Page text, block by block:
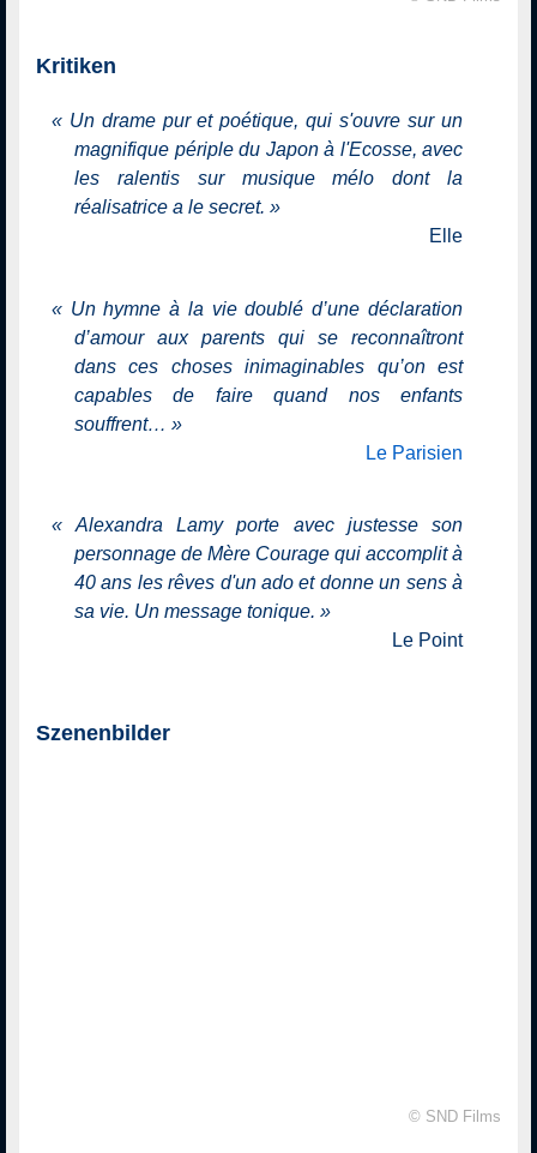
Kritiken
« Un drame pur et poétique, qui s'ouvre sur un
magnifique périple du Japon à l'Ecosse, avec
les ralentis sur musique mélo dont la
réalisatrice a le secret. »
Elle
« Un hymne à la vie doublé d’une déclaration
d’amour aux parents qui se reconnaîtront
dans ces choses inimaginables qu’on est
capables de faire quand nos enfants
souffrent… »
Le Parisien
«Alexandra Lamy porte avec justesse son
personnage de Mère Courage qui accomplit à
40 ans les rêves d'un ado et donne un sens à
sa vie. Un message tonique. »
Le Point
Szenenbilder
© SND Films